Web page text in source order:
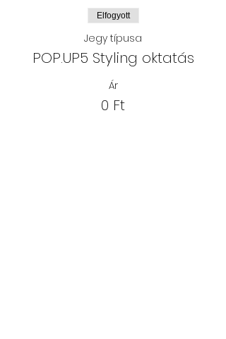
Elfogyott
Jegy típusa
POP.UP5 Styling oktatás
Ár
0 Ft